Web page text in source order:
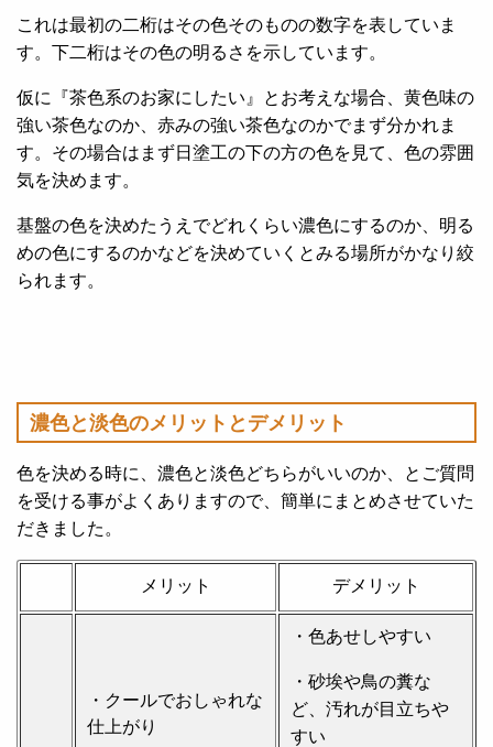
これは最初の二桁はその色そのものの数字を表していま
す。下二桁はその色の明るさを示しています。
仮に『茶色系のお家にしたい』とお考えな場合、黄色味の
強い茶色なのか、赤みの強い茶色なのかでまず分かれま
す。その場合はまず日塗工の下の方の色を見て、色の雰囲
気を決めます。
基盤の色を決めたうえでどれくらい濃色にするのか、明る
めの色にするのかなどを決めていくとみる場所がかなり絞
られます。
濃色と淡色のメリットとデメリット
色を決める時に、濃色と淡色どちらがいいのか、とご質問
を受ける事がよくありますので、簡単にまとめさせていた
だきました。
メリット デメリット
・クールでおしゃれな
仕上がり
・色あせしやすい
・砂埃や鳥の糞な
ど、汚れが目立ちや
すい